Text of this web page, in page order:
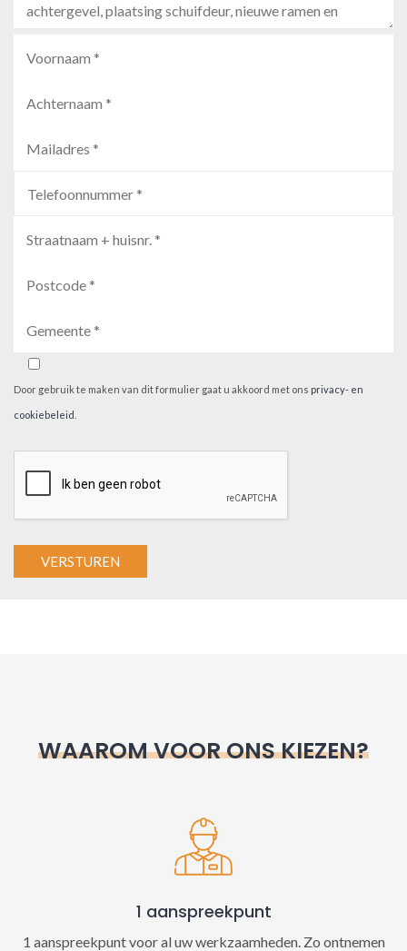
Door gebruik te maken van dit formulier gaat u akkoord met ons privacy- en
cookiebeleid
WAAROM VOOR ONS KIEZEN?
1 aanspreekpunt
1 aanspreekpunt voor al uw werkzaamheden. Zo ontnemen